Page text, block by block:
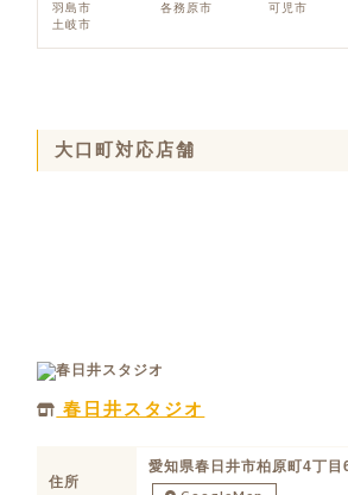
羽島市 各務原市 可児市
土岐市
大口町対応店舗
春日井スタジオ
住所
愛知県春日井市柏原町4丁目